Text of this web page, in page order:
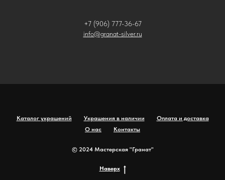
+7 (906) 777-36-67
info@granat-silver.ru
Каталог украшений Украшения в наличии
Оплата и доставка
О нас
Контакты
© 2024 Мастерская "Гранат"
Наверх